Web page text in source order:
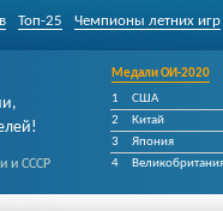
Топ-25 Чемпионы летних игр
и СССР
Медали ОИ-2020
1
США
2
Китай
3
Япония
4